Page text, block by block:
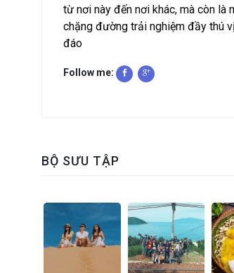
từ nơi này đến nơi khác, mà còn là
chặng đường trải nghiệm đầy thú
đáo
Follow me:
BỘ SƯU TẬP